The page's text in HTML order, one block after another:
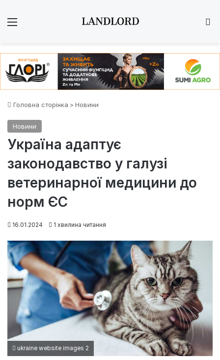
Головна сторінка > Новини
Новини
Україна адаптує
законодавство у галузі
ветеринарної медицини до
норм ЄС
16.01.2024 1 хвилина читання
ukraine website images 2